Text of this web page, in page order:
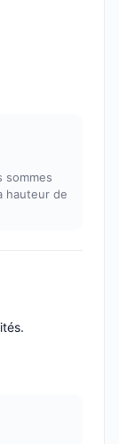
sommes
hauteur de